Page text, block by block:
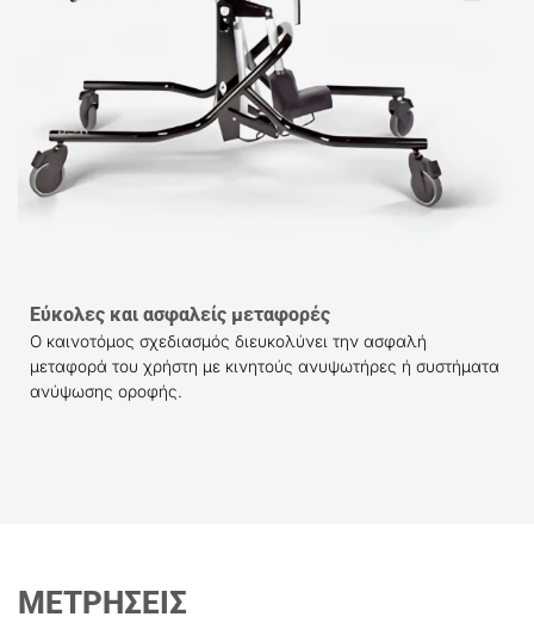
Εύκολες και ασφαλείς μεταφορές
Ο καινοτόμος σχεδιασμός διευκολύνει την ασφαλή
μεταφορά του χρήστη με κινητούς ανυψωτήρες ή συστήματα
ανύψωσης οροφής.
ΜΕΤΡΗΣΕΙΣ